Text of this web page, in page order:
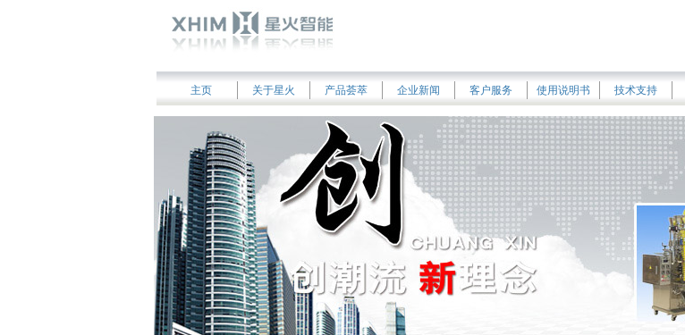
主页 关于星火 产品荟萃 企业新闻 客户服务 使用说明书 技术支持